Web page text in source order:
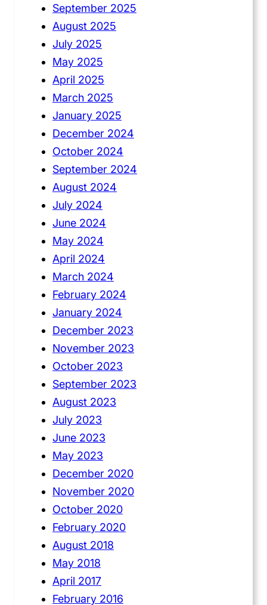
September 2025
August 2025
July 2025
May 2025
April 2025
March 2025
January 2025
December 2024
October 2024
September 2024
August 2024
July 2024
June 2024
May 2024
April 2024
March 2024
February 2024
January 2024
December 2023
November 2023
October 2023
September 2023
August 2023
July 2023
June 2023
May 2023
December 2020
November 2020
October 2020
February 2020
August 2018
May 2018
April 2017
February 2016